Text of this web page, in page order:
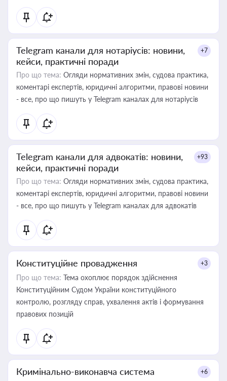
Telegram канали для нотаріусів: новини,
кейси, практичні поради
+7
Про що тема: Огляди нормативних змін, судова практика,
коментарі експертів, юридичні алгоритми, правові новини
- все, про що пишуть у Telegram каналах для нотаріусів
Telegram канали для адвокатів: новини,
кейси, практичні поради
+93
Про що тема: Огляди нормативних змін, судова практика,
коментарі експертів, юридичні алгоритми, правові новини
- все, про що пишуть у Telegram каналах для адвокатів
Конституційне провадження +3
Про що тема: Тема охоплює порядок здійснення
Конституційним Судом України конституційного
контролю, розгляду справ, ухвалення актів і формування
правових позицій
Кримінально-виконавча система +6